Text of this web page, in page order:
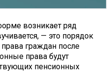
возникает ряд
— это порядок
граждан после
права будут
пенсионных